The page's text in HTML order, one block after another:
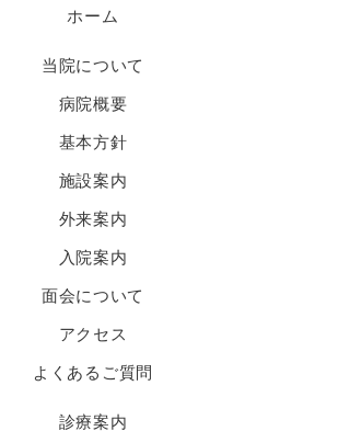
ホーム
当院について
病院概要
基本方針
施設案内
外来案内
入院案内
面会について
アクセス
よくあるご質問
診療案内